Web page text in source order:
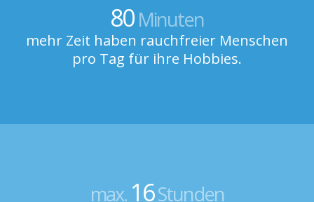
80Minuten
mehr Zeit haben rauchfreier Menschen
pro Tag für ihre Hobbies.
max. 16Stunden